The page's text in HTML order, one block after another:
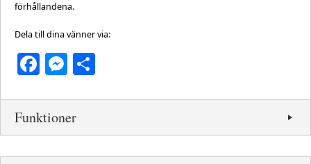
förhållandena.
Dela till dina vänner via:
Facebook
Messenger
Funktioner